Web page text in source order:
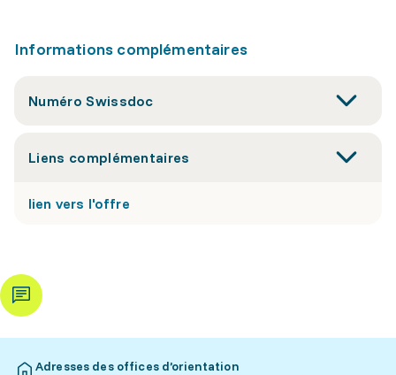
Informations complémentaires
Numéro Swissdoc
Liens complémentaires
lien vers l'offre
Adresses des offices d’orientation